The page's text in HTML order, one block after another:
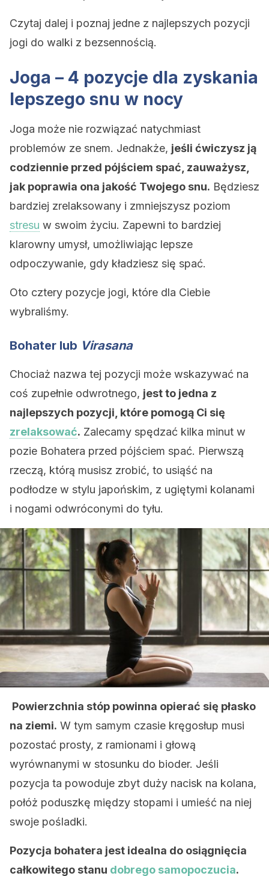
Czytaj dalej i poznaj jedne z najlepszych pozycji
jogi do walki z bezsennością.
Joga – 4 pozycje dla zyskania
lepszego snu w nocy
Joga może nie rozwiązać natychmiast
problemów ze snem. Jednakże, jeśli ćwiczysz ją
codziennie przed pójściem spać, zauważysz,
jak poprawia ona jakość Twojego snu. Będziesz
bardziej zrelaksowany i zmniejszysz poziom
stresu w swoim życiu. Zapewni to bardziej
klarowny umysł, umożliwiając lepsze
odpoczywanie, gdy kładziesz się spać.
Oto cztery pozycje jogi, które dla Ciebie
wybraliśmy.
Bohater lub Virasana
Chociaż nazwa tej pozycji może wskazywać na
coś zupełnie odwrotnego, jest to jedna z
najlepszych pozycji, które pomogą Ci się
zrelaksować. Zalecamy spędzać kilka minut w
pozie Bohatera przed pójściem spać. Pierwszą
rzeczą, którą musisz zrobić, to usiąść na
podłodze w stylu japońskim, z ugiętymi kolanami
i nogami odwróconymi do tyłu.
Powierzchnia stóp powinna opierać się płasko
na ziemi. W tym samym czasie kręgosłup musi
pozostać prosty, z ramionami i głową
wyrównanymi w stosunku do bioder. Jeśli
pozycja ta powoduje zbyt duży nacisk na kolana,
połóż poduszkę między stopami i umieść na niej
swoje pośladki.
Pozycja bohatera jest idealna do osiągnięcia
całkowitego stanu dobrego samopoczucia.